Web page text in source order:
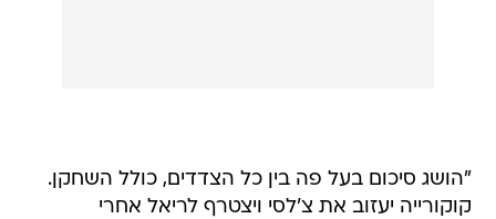
"הושג סיכום בעל פה בין כל הצדדים, כולל השחקן.
קוקורייה יעזוב את צ'לסי ויצטרף לריאל אחרי